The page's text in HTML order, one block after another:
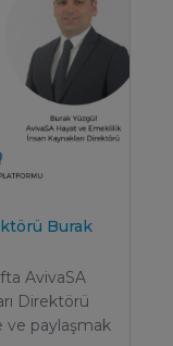
Burak
AvivaSA
Direktörü
ve paylaşmak